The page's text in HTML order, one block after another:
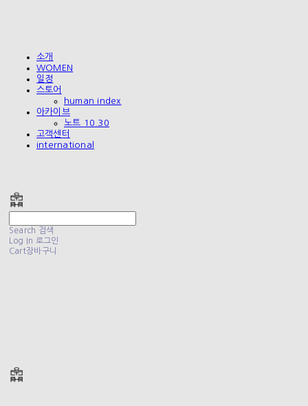
소개
WOMEN
일정
스토어
human index
아카이브
노트 10.30
고객센터
international
Search 검색
Log In 로그인
Cart장바구니